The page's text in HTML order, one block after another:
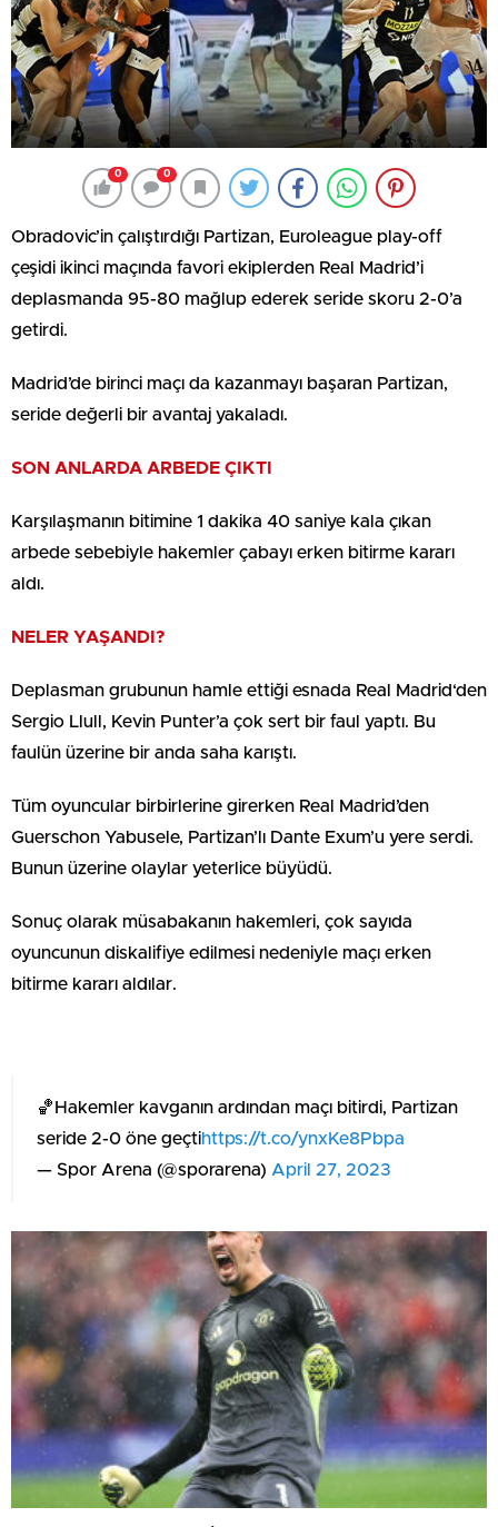
0 0
Obradovic’in çalıştırdığı Partizan, Euroleague play-off
çeşidi ikinci maçında favori ekiplerden Real Madrid’i
deplasmanda 95-80 mağlup ederek seride skoru 2-0’a
getirdi.
Madrid’de birinci maçı da kazanmayı başaran Partizan,
seride değerli bir avantaj yakaladı.
SON ANLARDA ARBEDE ÇIKTI
Karşılaşmanın bitimine 1 dakika 40 saniye kala çıkan
arbede sebebiyle hakemler çabayı erken bitirme kararı
aldı.
NELER YAŞANDI?
Deplasman grubunun hamle ettiği esnada Real Madrid‘den
Sergio Llull, Kevin Punter’a çok sert bir faul yaptı. Bu
faulün üzerine bir anda saha karıştı.
Tüm oyuncular birbirlerine girerken Real Madrid’den
Guerschon Yabusele, Partizan’lı Dante Exum’u yere serdi.
Bunun üzerine olaylar yeterlice büyüdü.
Sonuç olarak müsabakanın hakemleri, çok sayıda
oyuncunun diskalifiye edilmesi nedeniyle maçı erken
bitirme kararı aldılar.
🏀Hakemler kavganın ardından maçı bitirdi, Partizan
seride 2-0 öne geçtihttps://t.co/ynxKe8Pbpa
— Spor Arena (@sporarena) April 27, 2023